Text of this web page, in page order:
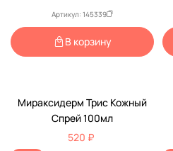
Артикул: 145339
В корзину
Мираксидерм Трис Кожный
Спрей 100мл
520 ₽